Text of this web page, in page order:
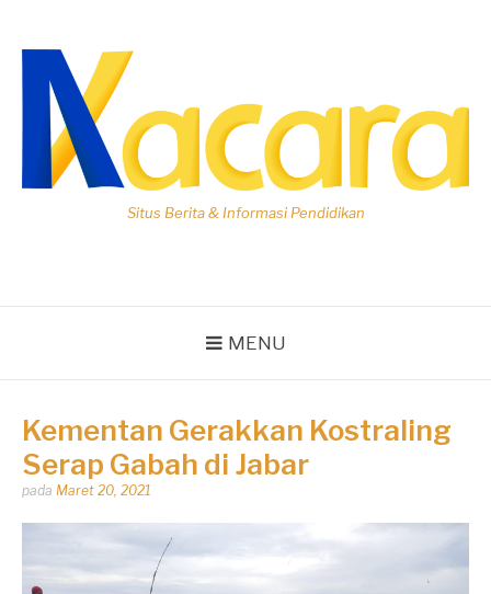
konten
Situs Berita & Informasi Pendidikan
MENU
Kementan Gerakkan Kostraling
Serap Gabah di Jabar
Dipos
pada Maret 20, 2021